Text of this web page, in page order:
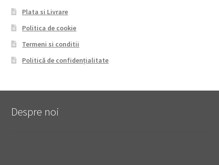
Plata si Livrare
Politica de cookie
Termeni si conditii
Politică de confidențialitate
Despre noi